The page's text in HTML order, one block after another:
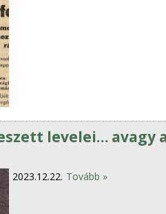
levelei… avagy
2023.12.22. Tovább »